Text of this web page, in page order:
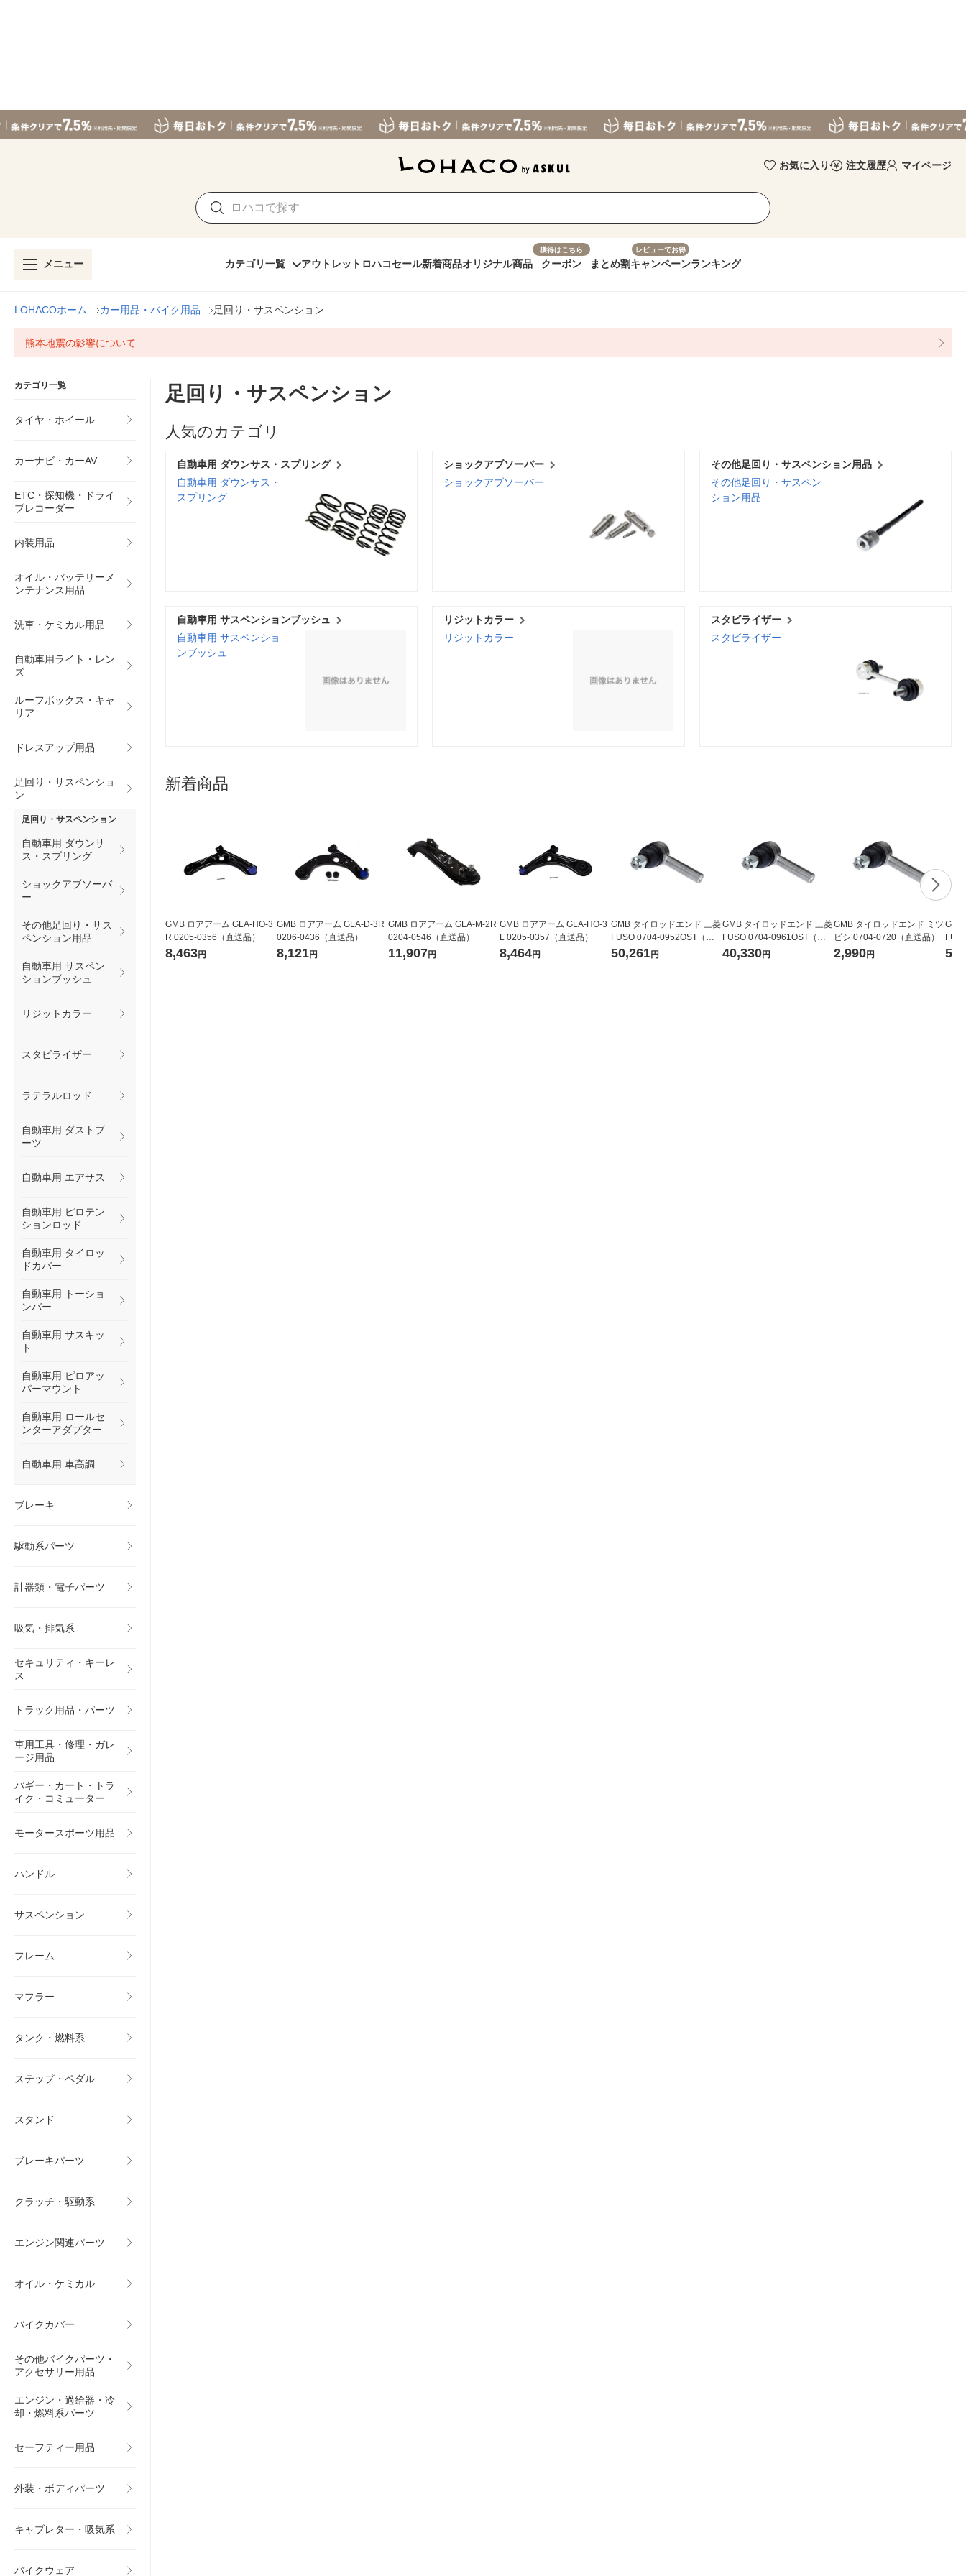
お気に入り 注文履歴 マイページ
メニュー カテゴリ一覧 アウトレット ロハコセール新着商品オリジナル商品
獲得はこちら
クーポン まとめ割
レビューでお得
キャンペーンランキング
LOHACOホーム カー用品・バイク用品 足回り・サスペンション
熊本地震の影響について
カテゴリ一覧
タイヤ・ホイール
カーナビ・カーAV
ETC・探知機・ドライ
ブレコーダー
内装用品
オイル・バッテリーメ
ンテナンス用品
洗車・ケミカル用品
自動車用ライト・レン
ズ
ルーフボックス・キャ
リア
ドレスアップ用品
足回り・サスペンショ
ン
足回り・サスペンション
自動車用 ダウンサ
ス・スプリング
ショックアブソーバ
ー
その他足回り・サス
ペンション用品
自動車用 サスペン
ションブッシュ
リジットカラー
スタビライザー
ラテラルロッド
自動車用 ダストブ
ーツ
自動車用 エアサス
自動車用 ピロテン
ションロッド
自動車用 タイロッ
ドカバー
自動車用 トーショ
ンバー
自動車用 サスキッ
ト
自動車用 ピロアッ
パーマウント
自動車用 ロールセ
ンターアダプター
自動車用 車高調
ブレーキ
駆動系パーツ
計器類・電子パーツ
吸気・排気系
セキュリティ・キーレ
ス
トラック用品・パーツ
車用工具・修理・ガレ
ージ用品
バギー・カート・トラ
イク・コミューター
モータースポーツ用品
ハンドル
サスペンション
フレーム
マフラー
タンク・燃料系
ステップ・ペダル
スタンド
ブレーキパーツ
クラッチ・駆動系
エンジン関連パーツ
オイル・ケミカル
バイクカバー
その他バイクパーツ・
アクセサリー用品
エンジン・過給器・冷
却・燃料系パーツ
セーフティー用品
外装・ボディパーツ
キャブレター・吸気系
バイクウェア
足回り・サスペンション
人気のカテゴリ
自動車用 ダウンサス・スプリング
自動車用 ダウンサス・
スプリング
ショックアブソーバー
ショックアブソーバー
その他足回り・サスペンション用品
その他足回り・サスペン
ション用品
自動車用 サスペンションブッシュ
自動車用 サスペンショ
ンブッシュ
リジットカラー
リジットカラー
スタビライザー
スタビライザー
新着商品
GMB ロアアーム GLA-HO-3
R 0205-0356（直送品）
8,463円
GMB ロアアーム GLA-D-3R
0206-0436（直送品）
8,121円
GMB ロアアーム GLA-M-2R
0204-0546（直送品）
11,907円
GMB ロアアーム GLA-HO-3
L 0205-0357（直送品）
8,464円
GMB タイロッドエンド 三菱
FUSO 0704-0952OST（直
送品）
50,261円
GMB タイロッドエンド 三菱
FUSO 0704-0961OST（直
送品）
40,330円
GMB タイロッドエンド ミツ
ビシ 0704-0720（直送品）
2,990円
送品